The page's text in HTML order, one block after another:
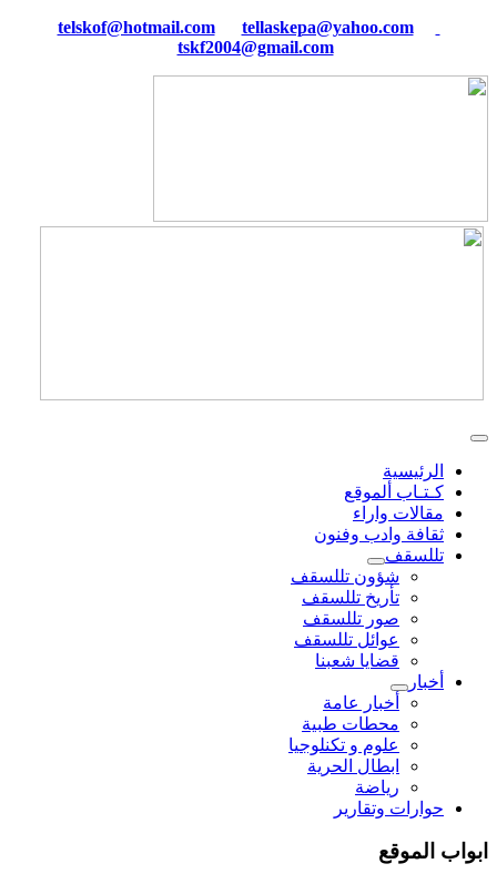
tellaskepa@yahoo.com
tskf2004@gmail.com
الرئيسية
كـتـاب ألموقع
مقالات واراء
ثقافة وادب وفنون
تللسقف
شؤون تللسقف
تأريخ تللسقف
صور تللسقف
عوائل تللسقف
قضايا شعبنا
أخبار
أخبار عامة
محطات طبية
علوم و تکنلوجیا
ابطال الحرية
رياضة
حوارات وتقارير
ابواب الموقع